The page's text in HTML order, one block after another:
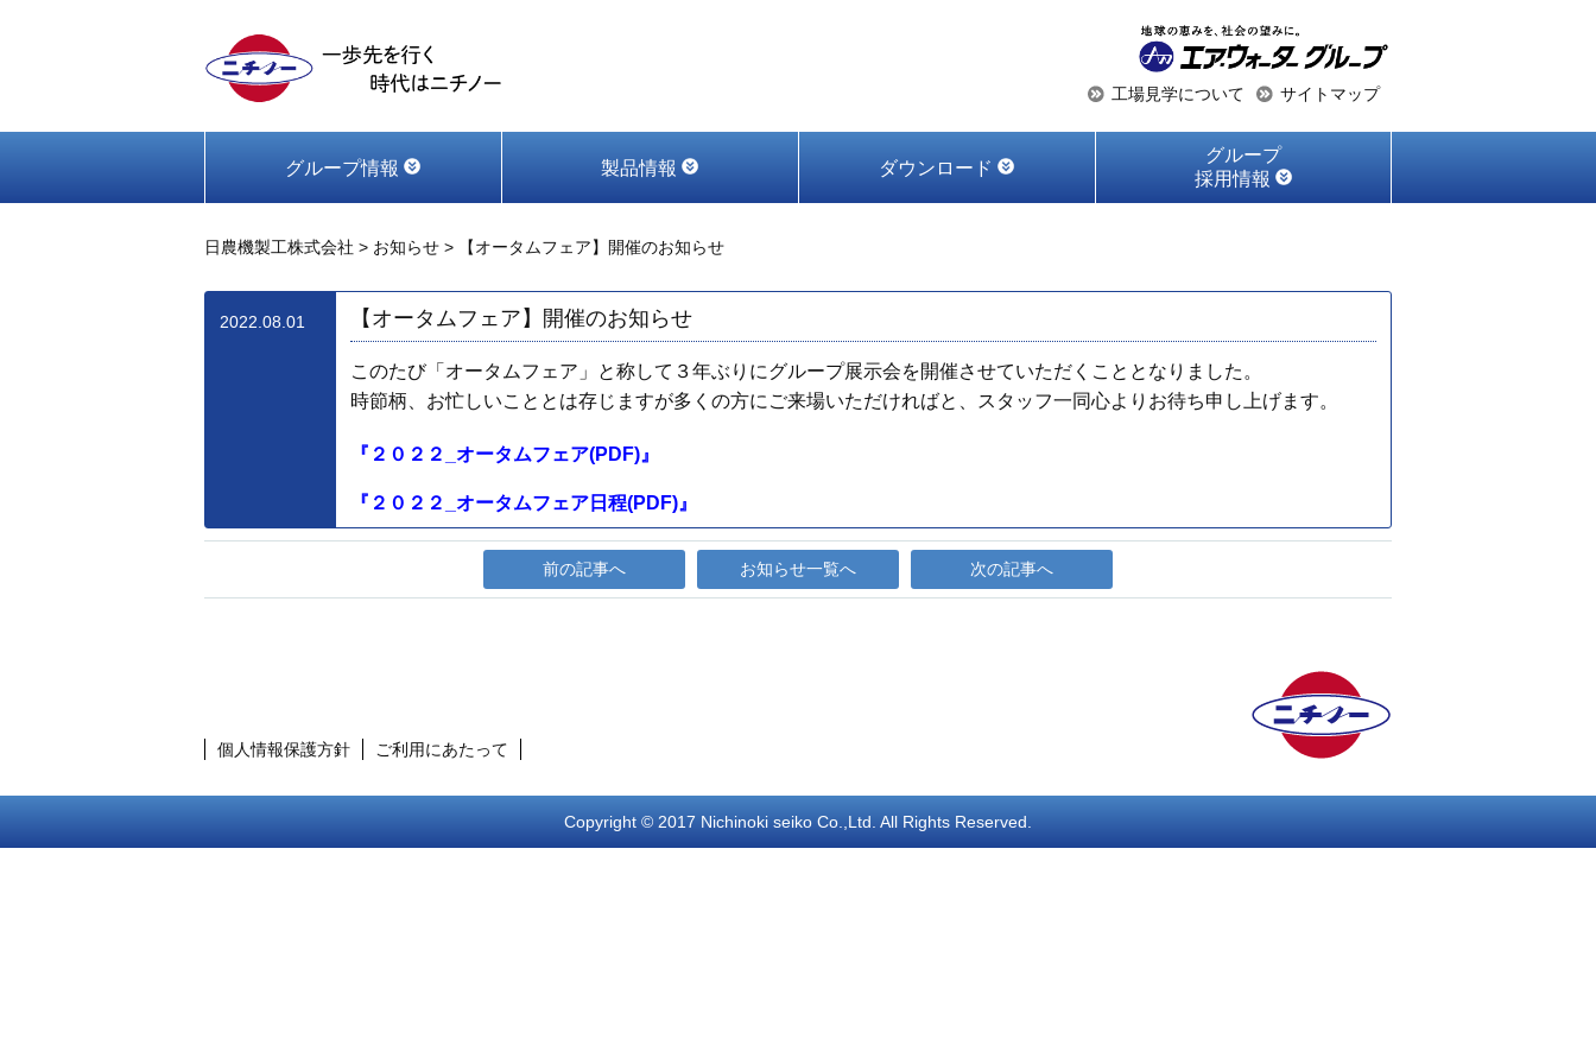
工場見学について サイトマップ
グループ情報 製品情報 ダウンロード
グループ
採用情報
日農機製工株式会社 > お知らせ > 【オータムフェア】開催のお知らせ
2022.08.01 【オータムフェア】開催のお知らせ
このたび「オータムフェア」と称して３年ぶりにグループ展示会を開催させていただくこととなりました。
時節柄、お忙しいこととは存じますが多くの方にご来場いただければと、スタッフ一同心よりお待ち申し上げます。
『２０２２_オータムフェア(PDF)』
『２０２２_オータムフェア日程(PDF)』
前の記事へ お知らせ一覧へ 次の記事へ
個人情報保護方針 ご利用にあたって
Copyright © 2017 Nichinoki seiko Co.,Ltd. All Rights Reserved.